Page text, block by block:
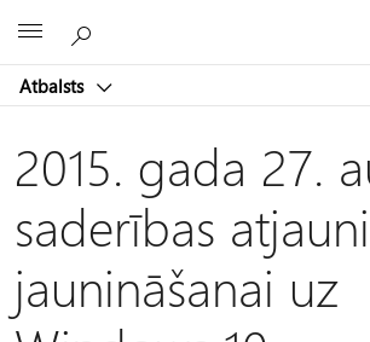
Atbalsts
2015. gada 27.
saderības
jaunināšanai uz